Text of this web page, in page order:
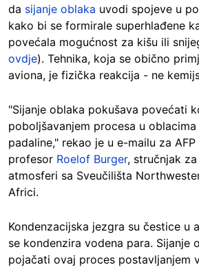
da sijanje oblaka uvodi spojeve u
kako bi se formirale superhlađene
povećala mogućnost za kišu ili
ovdje). Tehnika, koja se obično
aviona, je fizička reakcija - ne
"Sijanje oblaka pokušava povećati
poboljšavanjem procesa u
padaline," rekao je u e-mailu za
profesor Roelof Burger, stručnjak
atmosferi sa Sveučilišta
Africi.
Kondenzacijska jezgra su čestice u
se kondenzira vodena para. Sijanje
pojačati ovaj proces postavljanjem